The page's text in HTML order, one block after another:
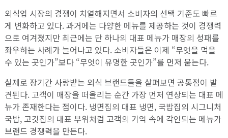
외식업 시장의 경쟁이 치열해지면서 소비자의 선택 기준도 빠르
게 변화하고 있다. 과거에는 다양한 메뉴를 제공하는 것이 경쟁력
으로 여겨졌지만 최근에는 단 하나의 대표 메뉴가 매장의 성패를
좌우하는 사례가 늘어나고 있다. 소비자들은 이제 “무엇을 먹을
수 있는 곳인가”보다 “무엇이 유명한 곳인가”를 먼저 묻는다.
실제로 장기간 사랑받는 외식 브랜드들을 살펴보면 공통점이 발
견된다. 고객이 매장을 떠올리는 순간 가장 먼저 연상되는 대표 메
뉴가 존재한다는 점이다. 냉면집의 대표 냉면, 국밥집의 시그니처
국밥, 고깃집의 대표 부위처럼 고객의 기억 속에 각인되는 메뉴가
브랜드 경쟁력을 만든다.